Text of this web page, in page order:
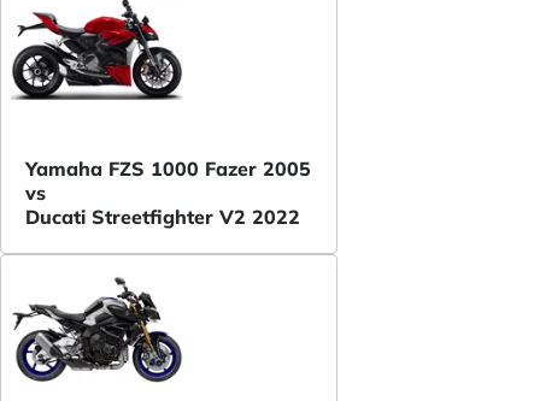
Yamaha FZS 1000 Fazer 2005
vs
Ducati Streetfighter V2 2022